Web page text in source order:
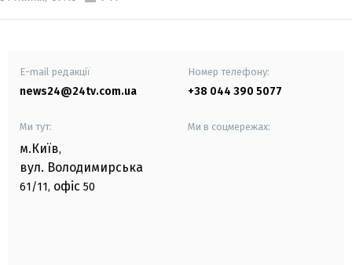
E-mail редакції
news24@24tv.com.ua
Номер телефону:
+38 044 390 5077
Ми тут:
м.Київ,
вул. Володимирська
61/11, офіс 50
Ми в соцмережах: